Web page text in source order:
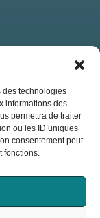
des technologies
informations des
permettra de traiter
ou les ID uniques
consentement peut
fonctions.